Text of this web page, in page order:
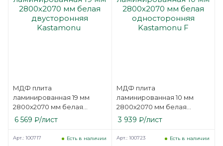
МДФ плита
ламинированная 19 мм
2800х2070 мм белая
двусторонняя Kastamonu
6 569 ₽/лист
МДФ плита
ламинированная 10 мм
2800х2070 мм белая
односторонняя Kastamonu
3 939 ₽/лист
Есть в наличии
Арт.: 100717 Есть в наличии
Арт.: 100723